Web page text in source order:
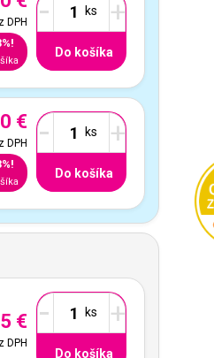
DPH - +
Do košíka
€
DPH - +
Do košíka
€
DPH
- +
Do košíka